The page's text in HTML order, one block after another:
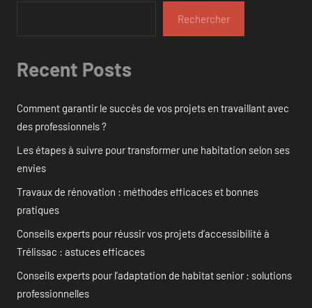
Rechercher
Recent Posts
Comment garantir le succès de vos projets en travaillant avec
des professionnels ?
Les étapes à suivre pour transformer une habitation selon ses
envies
Travaux de rénovation : méthodes efficaces et bonnes
pratiques
Conseils experts pour réussir vos projets d’accessibilité à
Trélissac : astuces efficaces
Conseils experts pour l’adaptation de habitat senior : solutions
professionnelles